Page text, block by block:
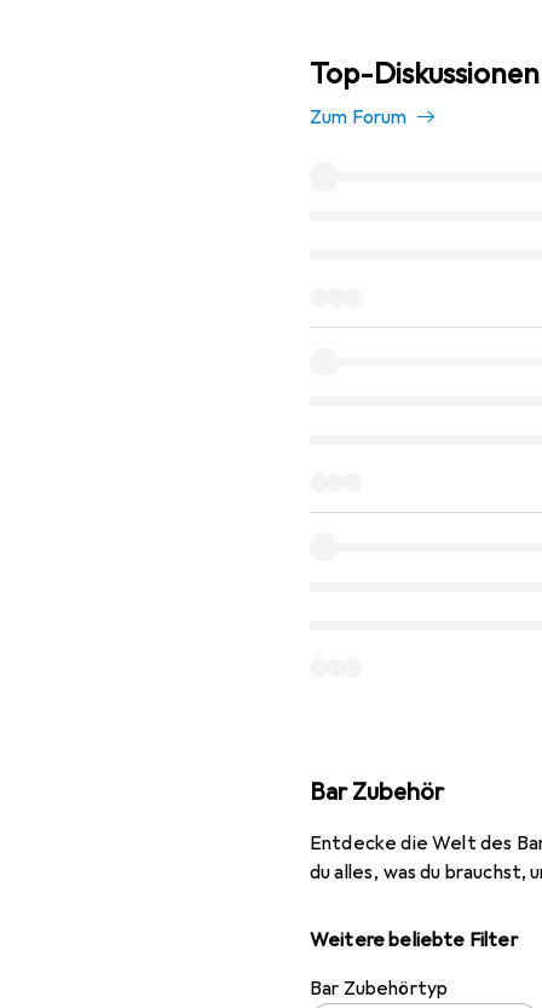
Top-
Zum Forum
Bar Zubehör
Entdecke die Welt des
du alles, was du brauchst,
Weitere beliebte Filter
Bar Zubehörtyp